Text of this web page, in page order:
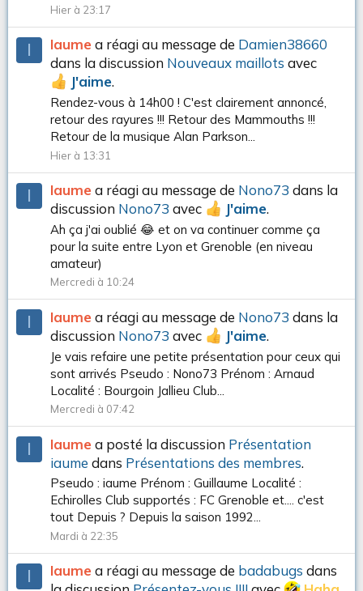
Hier à 23:17
I Iaumea réagi au message de Damien38660
dans la discussion Nouveaux maillots avec
J'aime.
Rendez-vous à 14h00 ! C'est clairement annoncé,
retour des rayures !!! Retour des Mammouths !!!
Retour de la musique Alan Parkson...
Hier à 13:31
I Iaumea réagi au message de Nono73 dans la
discussion Nono73 avec J'aime.
Ah ça j'ai oublié 😂 et on va continuer comme ça
pour la suite entre Lyon et Grenoble (en niveau
amateur)
Mercredi à 10:24
I Iaumea réagi au message de Nono73 dans la
discussion Nono73 avec J'aime.
Je vais refaire une petite présentation pour ceux qui
sont arrivés Pseudo : Nono73 Prénom : Arnaud
Localité : Bourgoin Jallieu Club...
Mercredi à 07:42
I Iaumea posté la discussion Présentation
iaume dans Présentations des membres.
Pseudo : iaume Prénom : Guillaume Localité :
Echirolles Club supportés : FC Grenoble et.... c'est
tout Depuis ? Depuis la saison 1992...
Mardi à 22:35
I Iaumea réagi au message de badabugs dans